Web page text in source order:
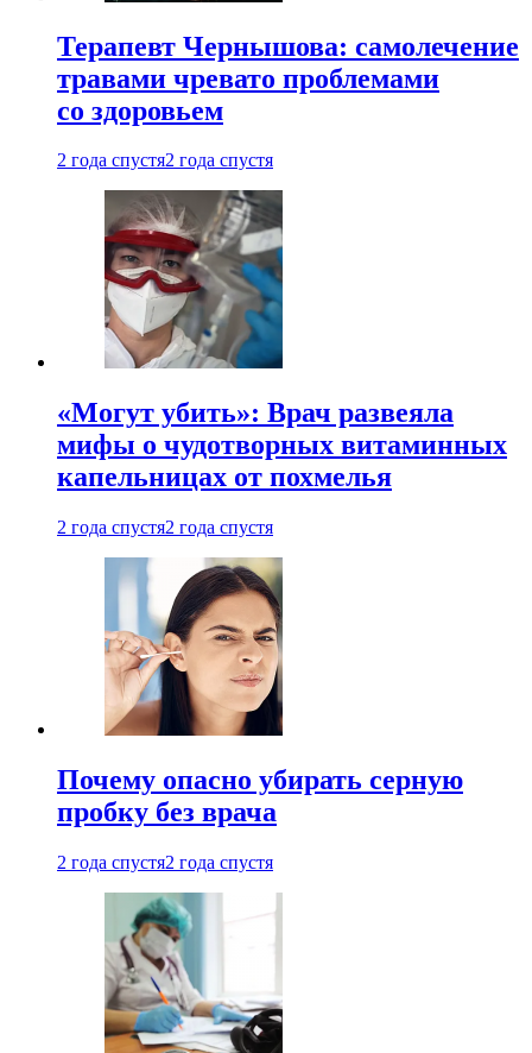
Терапевт Чернышова: самолечение
травами чревато проблемами
со здоровьем
2 года спустя2 года спустя
«Могут убить»: Врач развеяла
мифы о чудотворных витаминных
капельницах от похмелья
2 года спустя2 года спустя
Почему опасно убирать серную
пробку без врача
2 года спустя2 года спустя